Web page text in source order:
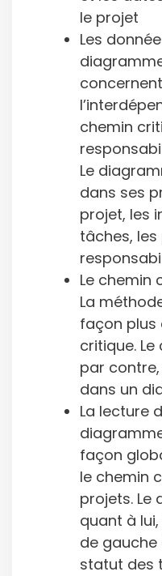
le projet
Les
chemin
Le
dans ses
projet, les
tâches,
Le chemin
La
façon plus
critique.
par
dans un
La lecture
façon
le chemin
projets. Le
quant à
de gauche
statut des